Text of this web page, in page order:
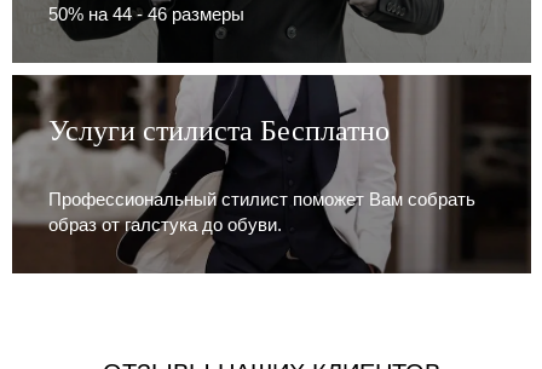
50% на 44 - 46 размеры
Услуги стилиста Бесплатно
Профессиональный стилист поможет Вам собрать
образ от галстука до обуви.